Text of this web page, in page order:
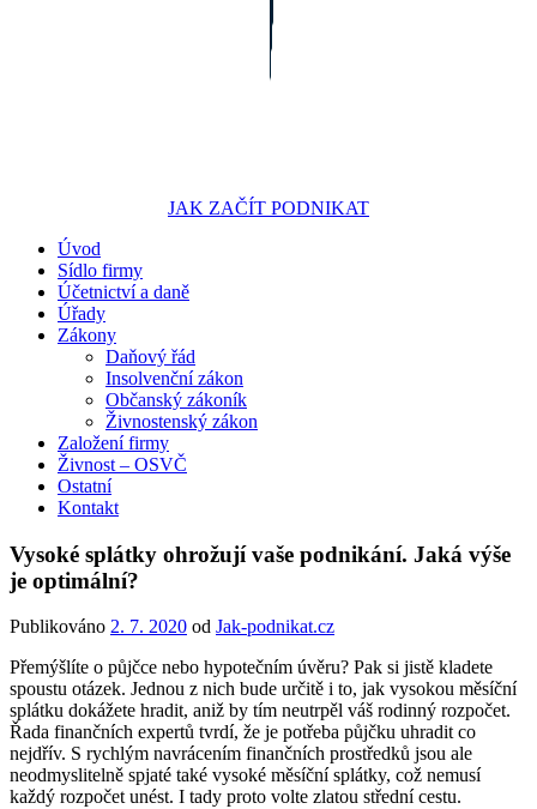
JAK ZAČÍT PODNIKAT
Portál pro podnikatele
Úvod
Sídlo firmy
Účetnictví a daně
Úřady
Zákony
Daňový řád
Insolvenční zákon
Občanský zákoník
Živnostenský zákon
Založení firmy
Živnost – OSVČ
Ostatní
Kontakt
Vysoké splátky ohrožují vaše podnikání. Jaká výše
je optimální?
Publikováno 2. 7. 2020 od Jak-podnikat.cz
Přemýšlíte o půjčce nebo hypotečním úvěru? Pak si jistě kladete
spoustu otázek. Jednou z nich bude určitě i to, jak vysokou měsíční
splátku dokážete hradit, aniž by tím neutrpěl váš rodinný rozpočet.
Řada finančních expertů tvrdí, že je potřeba půjčku uhradit co
nejdřív. S rychlým navrácením finančních prostředků jsou ale
neodmyslitelně spjaté také vysoké měsíční splátky, což nemusí
každý rozpočet unést. I tady proto volte zlatou střední cestu.